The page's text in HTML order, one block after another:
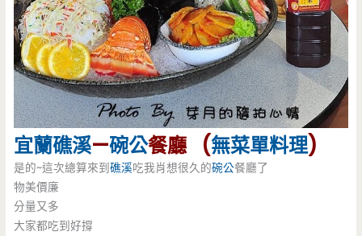
宜蘭礁溪—碗公餐廳 (無菜單料理)
是的~這次總算來到礁溪吃我肖想很久的碗公餐廳了
物美價廉
分量又多
大家都吃到好撐